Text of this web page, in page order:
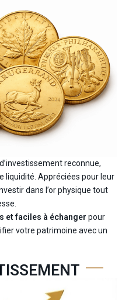
reconnue,
liquidité. Appréciées pour leur
dans l’or physique tout
et faciles à échanger pour
votre patrimoine avec un